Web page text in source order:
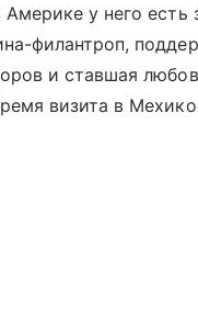
у него есть
филантроп,
и ставшая
визита в